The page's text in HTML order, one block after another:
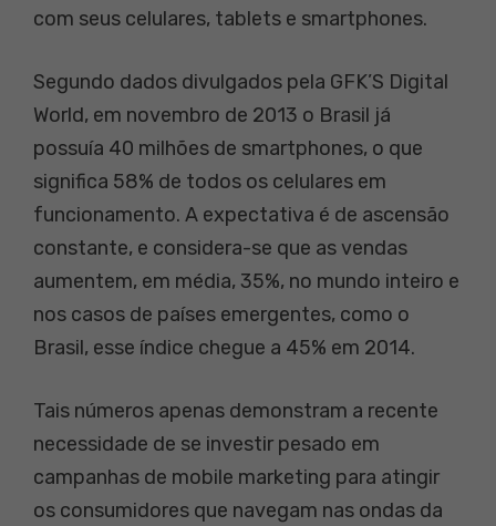
com seus celulares, tablets e smartphones.
Segundo dados divulgados pela GFK’S Digital
World, em novembro de 2013 o Brasil já
possuía 40 milhões de smartphones, o que
significa 58% de todos os celulares em
funcionamento. A expectativa é de ascensão
constante, e considera-se que as vendas
aumentem, em média, 35%, no mundo inteiro e
nos casos de países emergentes, como o
Brasil, esse índice chegue a 45% em 2014.
Tais números apenas demonstram a recente
necessidade de se investir pesado em
campanhas de mobile marketing para atingir
os consumidores que navegam nas ondas da